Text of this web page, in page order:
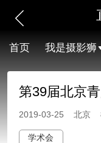
首页 我是摄影狮
第39届北京
2019-03-25 北京
学术会